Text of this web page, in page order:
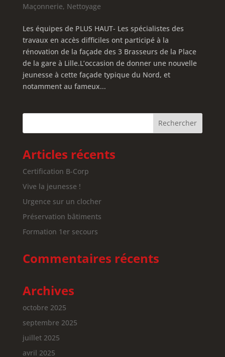
Maçonnerie, Nettoyage
Les équipes de PLUS HAUT- Les spécialistes des
travaux en accès difficiles ont participé à la
rénovation de la façade des 3 Brasseurs de la Place
de la gare à Lille.L’occasion de donner une nouvelle
jeunesse à cette façade typique du Nord, et
notamment au fameux...
Articles récents
Certification B-Corp
Vive la jeunesse !
Urgence sur un clocher
Préservation bâtiments
Formation 1er secours
Commentaires récents
Archives
octobre 2025
septembre 2025
juillet 2025
avril 2025